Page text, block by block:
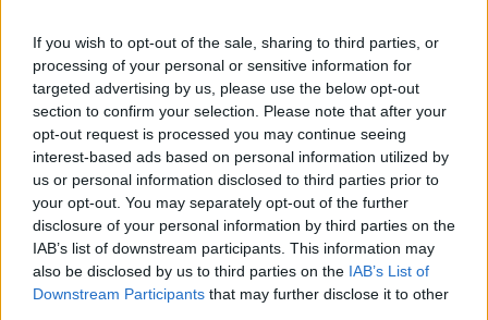
If you wish to opt-out of the sale, sharing to third parties, or
processing of your personal or sensitive information for
targeted advertising by us, please use the below opt-out
section to confirm your selection. Please note that after your
opt-out request is processed you may continue seeing
interest-based ads based on personal information utilized by
us or personal information disclosed to third parties prior to
your opt-out. You may separately opt-out of the further
disclosure of your personal information by third parties on the
IAB’s list of downstream participants. This information may
also be disclosed by us to third parties on the IAB’s List of
Downstream Participants that may further disclose it to other
Žiūrimiausi įrašai
00:00:30
Vaizdai iš tragiškos avarijos Vilniaus r.: dviejų moterų ir
vaiko gyvybių išgelbėti nepavyko
Žinios | Lietuvos diena
00:00:57
Savaitės vidurys nusimato karštas: temperatūra kils iki